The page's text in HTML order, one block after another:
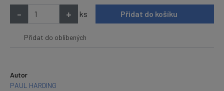
- + ks Přidat do košíku
Přidat do oblíbených
Autor
PAUL HARDING